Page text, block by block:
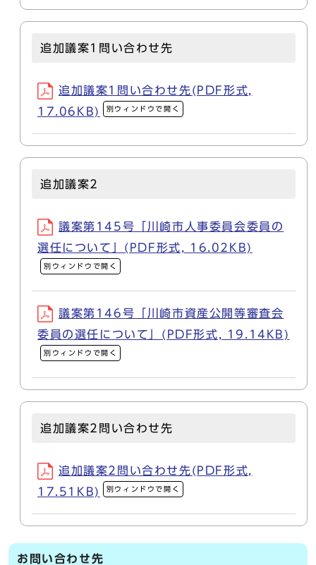
追加議案1問い合わせ先
追加議案1問い合わせ先(PDF形式,
17.06KB)
別ウィンドウで開く
追加議案2
議案第145号「川崎市人事委員会委員の
選任について」(PDF形式, 16.02KB)
別ウィンドウで開く
議案第146号「川崎市資産公開等審査会
委員の選任について」(PDF形式, 19.14KB)
別ウィンドウで開く
追加議案2問い合わせ先
追加議案2問い合わせ先(PDF形式,
17.51KB)
別ウィンドウで開く
お問い合わせ先